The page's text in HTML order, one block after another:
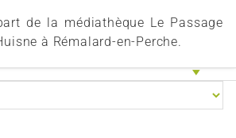
de la médiathèque Le Passage
à Rémalard-en-Perche.